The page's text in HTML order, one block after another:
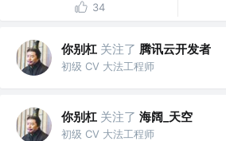
34
你别杠 关注了 腾讯云开发者
初级 CV 大法工程师
你别杠 关注了 海阔_天空
初级 CV 大法工程师